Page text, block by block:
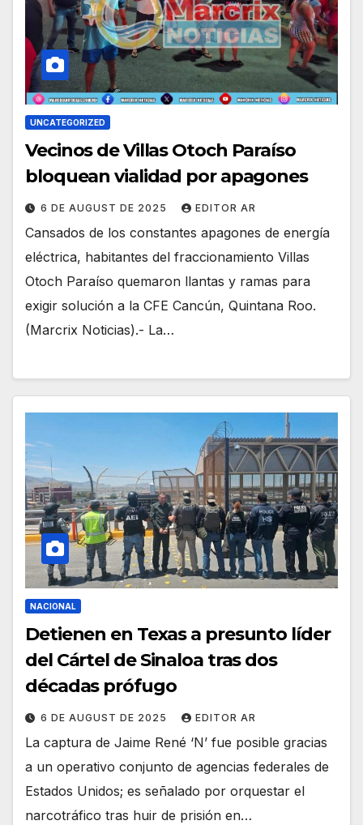
UNCATEGORIZED
Vecinos de Villas Otoch Paraíso
bloquean vialidad por apagones
6 DE AUGUST DE 2025 EDITOR AR
Cansados de los constantes apagones de energía
eléctrica, habitantes del fraccionamiento Villas
Otoch Paraíso quemaron llantas y ramas para
exigir solución a la CFE Cancún, Quintana Roo.
(Marcrix Noticias).- La…
NACIONAL
Detienen en Texas a presunto líder
del Cártel de Sinaloa tras dos
décadas prófugo
6 DE AUGUST DE 2025 EDITOR AR
La captura de Jaime René ‘N’ fue posible gracias
a un operativo conjunto de agencias federales de
Estados Unidos; es señalado por orquestar el
narcotráfico tras huir de prisión en…